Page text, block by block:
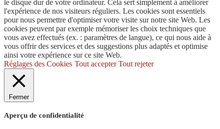
le disque dur de votre ordinateur. Cela sert simplement à améliorer
l'expérience de nos visiteurs réguliers. Les cookies sont essentiels
pour nous permettre d'optimiser votre visite sur notre site Web. Les
cookies peuvent par exemple mémoriser les choix techniques que
vous avez effectués (ex. : paramètres de langue), ce qui nous aide à
vous offrir des services et des suggestions plus adaptés et optimise
ainsi votre expérience sur ce site Web.
Réglages des Cookies Tout accepter Tout rejeter
Fermer
Aperçu de confidentialité